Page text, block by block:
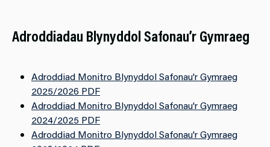
Adroddiadau Blynyddol Safonau’r Gymraeg
Adroddiad Monitro Blynyddol Safonau'r Gymraeg
2025/2026 PDF
Adroddiad Monitro Blynyddol Safonau'r Gymraeg
2024/2025 PDF
Adroddiad Monitro Blynyddol Safonau'r Gymraeg